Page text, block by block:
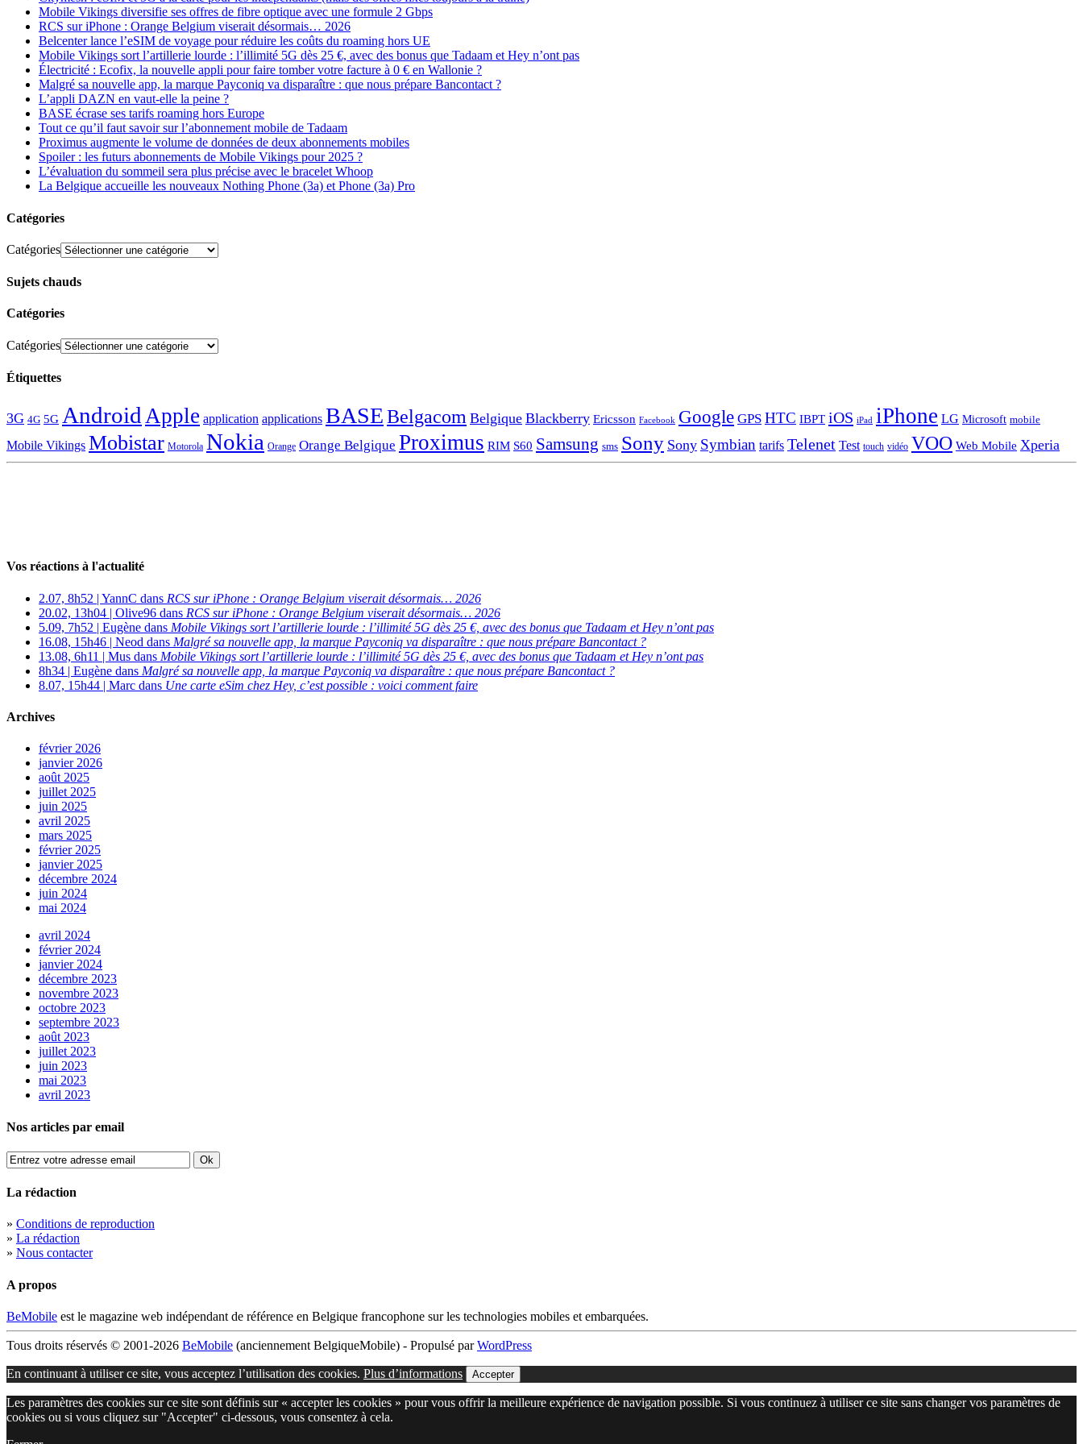
Mobile Vikings diversifie ses offres de fibre optique avec une formule 2 Gbps
RCS sur iPhone : Orange Belgium viserait désormais… 2026
Belcenter lance l’eSIM de voyage pour réduire les coûts du roaming hors UE
Mobile Vikings sort l’artillerie lourde : l’illimité 5G dès 25 €, avec des bonus que Tadaam et Hey n’ont pas
Électricité : Ecofix, la nouvelle appli pour faire tomber votre facture à 0 € en Wallonie ?
Malgré sa nouvelle app, la marque Payconiq va disparaître : que nous prépare Bancontact ?
L’appli DAZN en vaut-elle la peine ?
BASE écrase ses tarifs roaming hors Europe
Tout ce qu’il faut savoir sur l’abonnement mobile de Tadaam
Proximus augmente le volume de données de deux abonnements mobiles
Spoiler : les futurs abonnements de Mobile Vikings pour 2025 ?
L’évaluation du sommeil sera plus précise avec le bracelet Whoop
La Belgique accueille les nouveaux Nothing Phone (3a) et Phone (3a) Pro
Catégories
Catégories
Sujets chauds
Catégories
Catégories
Étiquettes
3G 4G 5G Android Apple application applications BASEBelgacom Belgique Blackberry Ericsson Facebook Google GPS HTC IBPT iOS iPad iPhone LG Microsoft mobile
Mobile Vikings Mobistar Motorola Nokia Orange Orange Belgique Proximus RIM S60 Samsung sms Sony Sony Symbian tarifs Telenet Test touch vidéo VOO Web Mobile Xperia
Vos réactions à l'actualité
2.07, 8h52 | YannC dans RCS sur iPhone : Orange Belgium viserait désormais… 2026
20.02, 13h04 | Olive96 dans RCS sur iPhone : Orange Belgium viserait désormais… 2026
5.09, 7h52 | Eugène dans Mobile Vikings sort l’artillerie lourde : l’illimité 5G dès 25 €, avec des bonus que Tadaam et Hey n’ont pas
16.08, 15h46 | Neod dans Malgré sa nouvelle app, la marque Payconiq va disparaître : que nous prépare Bancontact ?
13.08, 6h11 | Mus dans Mobile Vikings sort l’artillerie lourde : l’illimité 5G dès 25 €, avec des bonus que Tadaam et Hey n’ont pas
8h34 | Eugène dans Malgré sa nouvelle app, la marque Payconiq va disparaître : que nous prépare Bancontact ?
8.07, 15h44 | Marc dans Une carte eSim chez Hey, c’est possible : voici comment faire
Archives
février 2026
janvier 2026
août 2025
juillet 2025
juin 2025
avril 2025
mars 2025
février 2025
janvier 2025
décembre 2024
juin 2024
mai 2024
avril 2024
février 2024
janvier 2024
décembre 2023
novembre 2023
octobre 2023
septembre 2023
août 2023
juillet 2023
juin 2023
mai 2023
avril 2023
Nos articles par email
La rédaction
» Conditions de reproduction
» La rédaction
» Nous contacter
A propos
BeMobile est le magazine web indépendant de référence en Belgique francophone sur les technologies mobiles et embarquées.
Tous droits réservés © 2001-2026 BeMobile (anciennement BelgiqueMobile) - Propulsé parWordPress
En continuant à utiliser ce site, vous acceptez l’utilisation des cookies. Plus d’informations Accepter
Les paramètres des cookies sur ce site sont définis sur « accepter les cookies » pour vous offrir la meilleure expérience de navigation possible. Si vous continuez à utiliser ce site sans changer vos paramètres de
cookies ou si vous cliquez sur "Accepter" ci-dessous, vous consentez à cela.